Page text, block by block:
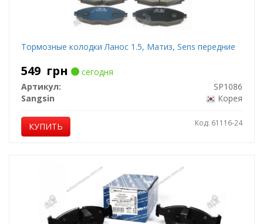
Тормозные колодки Ланос 1.5, Матиз, Sens передние
549 грн
сегодня
Артикул:
SP1086
Sangsin
Корея
КУПИТЬ Код: 61116-24